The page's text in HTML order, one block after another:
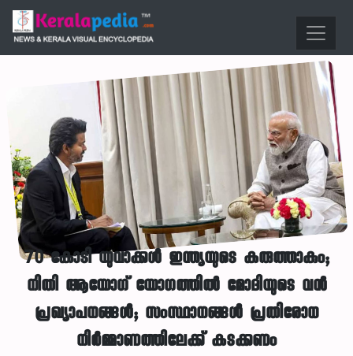
70 കോടി യുവാക്കൾ ഇന്ത്യയുടെ കരുത്താകും;
നിതി ആയോഗ് യോഗത്തിൽ മോദിയുടെ വൻ
പ്രഖ്യാപനങ്ങൾ; സംസ്ഥാനങ്ങൾ പ്രതിരോധ
നിർമ്മാണത്തിലേക്ക് കടക്കണം